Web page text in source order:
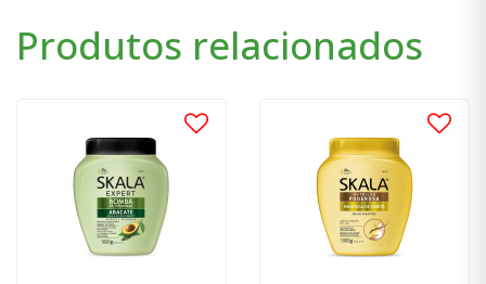
Produtos relacionados